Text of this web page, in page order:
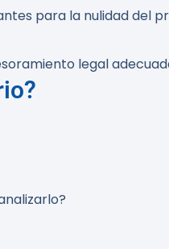
para la nulidad del
legal